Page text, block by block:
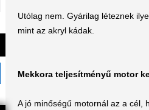
Utólag nem. Gyárilag léteznek
mint az akryl kádak.
Mekkora teljesítményű motor
A jó minőségű motornál az a cél,